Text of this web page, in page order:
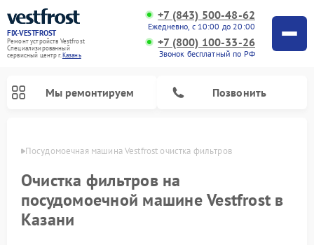
FIX-VESTFROST
Ремонт устройств Vestfrost
Специализированный
cервисный центр г.Казань
+7 (843) 500-48-62
Ежедневно, с 10:00 до 20:00
+7 (800) 100-33-26
Звонок бесплатный по РФ
Мы ремонтируем Позвонить
Посудомоечная машина Vestfrost очистка фильтров
Очистка фильтров на
посудомоечной машине Vestfrost в
Казани